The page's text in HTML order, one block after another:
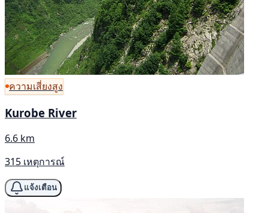
ความเสี่ยงสูง
Kurobe River
6.6 km
315 เหตุการณ์
แจ้งเตือน